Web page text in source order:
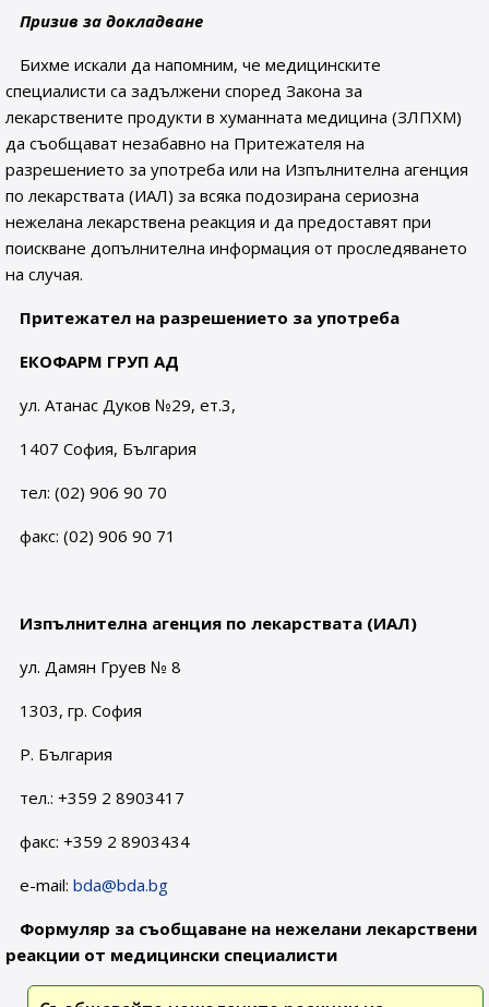
Призив за докладване
Бихме искали да напомним, че медицинските
специалисти са задължени според Закона за
лекарствените продукти в хуманната медицина (ЗЛПХМ)
да съобщават незабавно на Притежателя на
разрешението за употреба или на Изпълнителна агенция
по лекарствата (ИАЛ) за всяка подозирана сериозна
нежелана лекарствена реакция и да предоставят при
поискване допълнителна информация от проследяването
на случая.
Притежател на разрешението за употреба
ЕКОФАРМ ГРУП АД
ул. Атанас Дуков №29, ет.3,
1407 София, България
тел: (02) 906 90 70
факс: (02) 906 90 71
Изпълнителна агенция по лекарствата (ИАЛ)
ул. Дамян Груев № 8
1303, гр. София
Р. България
тел.: +359 2 8903417
факс: +359 2 8903434
e-mail:bda@bda.bg
Формуляр за съобщаване на нежелани лекарствени
реакции от медицински специалисти